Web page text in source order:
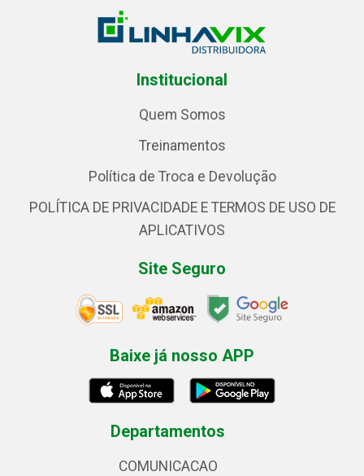
Institucional
Quem Somos
Treinamentos
Política de Troca e Devolução
POLÍTICA DE PRIVACIDADE E TERMOS DE USO DE
APLICATIVOS
Site Seguro
Baixe já nosso APP
Departamentos
COMUNICACAO